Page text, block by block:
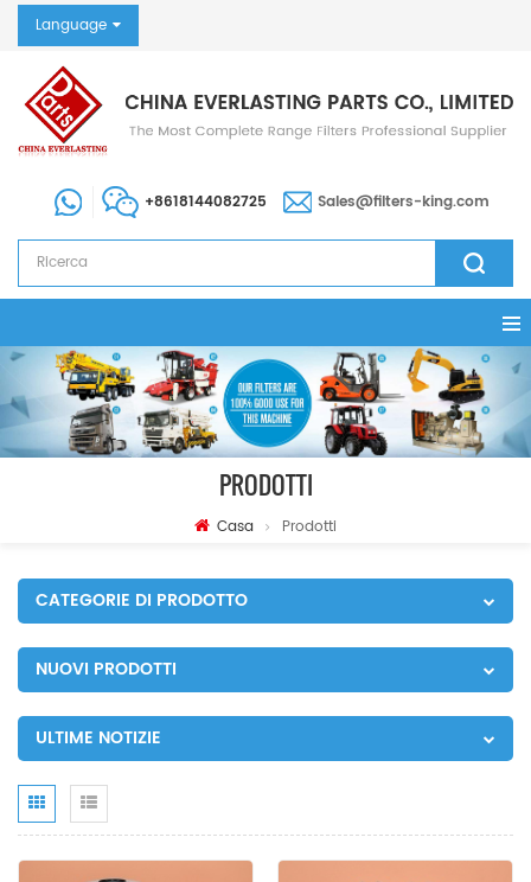
Language
+8618144082725 Sales@filters-king.com
PRODOTTI
Casa Prodotti
CATEGORIE DI PRODOTTO
NUOVI PRODOTTI
ULTIME NOTIZIE